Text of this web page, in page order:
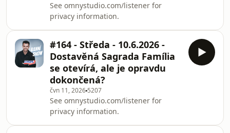
See omnystudio.com/listener for
privacy information.
#164 - Středa - 10.6.2026 -
Dostavěná Sagrada Família
se otevírá, ale je opravdu
dokončená?
čvn 11, 2026 5207
See omnystudio.com/listener for
privacy information.